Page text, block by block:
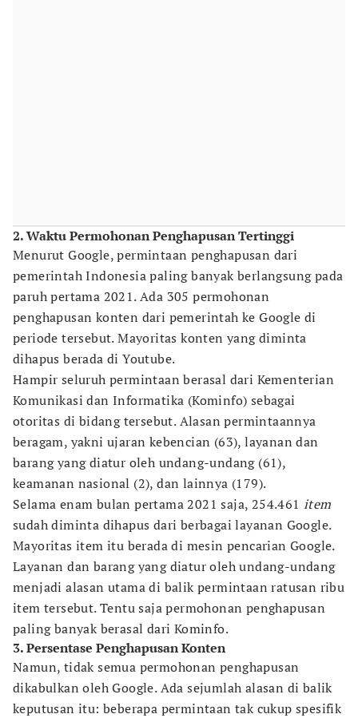
2. Waktu Permohonan Penghapusan Tertinggi
Menurut Google, permintaan penghapusan dari
pemerintah Indonesia paling banyak berlangsung pada
paruh pertama 2021. Ada 305 permohonan
penghapusan konten dari pemerintah ke Google di
periode tersebut. Mayoritas konten yang diminta
dihapus berada di Youtube.
Hampir seluruh permintaan berasal dari Kementerian
Komunikasi dan Informatika (Kominfo) sebagai
otoritas di bidang tersebut. Alasan permintaannya
beragam, yakni ujaran kebencian (63), layanan dan
barang yang diatur oleh undang-undang (61),
keamanan nasional (2), dan lainnya (179).
Selama enam bulan pertama 2021 saja, 254.461 item
sudah diminta dihapus dari berbagai layanan Google.
Mayoritas item itu berada di mesin pencarian Google.
Layanan dan barang yang diatur oleh undang-undang
menjadi alasan utama di balik permintaan ratusan ribu
item tersebut. Tentu saja permohonan penghapusan
paling banyak berasal dari Kominfo.
3. Persentase Penghapusan Konten
Namun, tidak semua permohonan penghapusan
dikabulkan oleh Google. Ada sejumlah alasan di balik
keputusan itu: beberapa permintaan tak cukup spesifik